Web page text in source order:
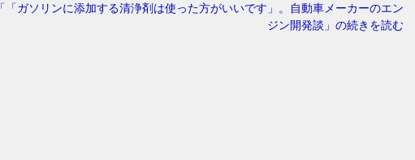
「「ガソリンに添加する清浄剤は使った方がいいです」。自動車メーカーのエン
ジン開発談」の続きを読む